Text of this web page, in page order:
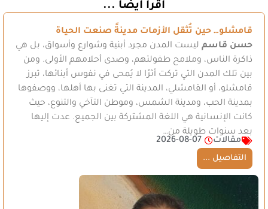
اقرأ أيضاً ...
قامشلو… حين تُثقل الأزمات مدينةً صنعت الحياة
حسن قاسم ليست المدن مجرد أبنية وشوارع وأسواق، بل هي
ذاكرة الناس، وملامح طفولتهم، وصدى أحلامهم الأولى. ومن
بين تلك المدن التي تركت أثرًا لا يُمحى في نفوس أبنائها، تبرز
قامشلو، أو القامشلي، المدينة التي تغنى بها أهلها، ووصفوها
بمدينة الحب، ومدينة الشمس، وموطن التآخي والتنوع، حيث
كانت الإنسانية هي اللغة المشتركة بين الجميع. عدت إليها
بعد سنوات طويلة من…
مقالات
2026-08-07
التفاصيل ...